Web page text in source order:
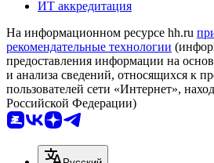
ИТ аккредитация
На информационном ресурсе hh.ru
рекомендательные технологии
предоставления информации на
и анализа сведений, относящихся к
пользователей сети «Интернет»,
Российской Федерации)